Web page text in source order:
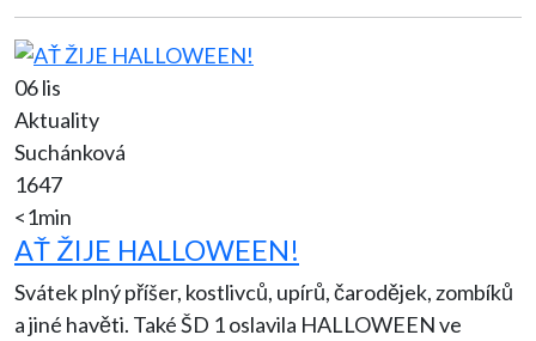
06 lis
Aktuality
Suchánková
1647
<1min
AŤ ŽIJE HALLOWEEN!
Svátek plný příšer, kostlivců, upírů, čarodějek, zombíků
a jiné havěti. Také ŠD 1 oslavila HALLOWEEN ve